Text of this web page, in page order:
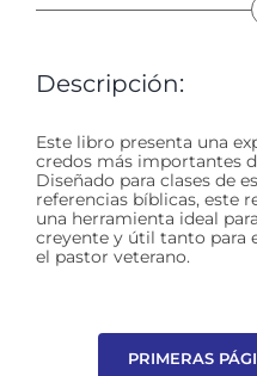
Descripción:
Este libro presenta una
credos más importantes
Diseñado para clases de
referencias bíblicas, este
una herramienta ideal
creyente y útil tanto para
el pastor veterano.
PRIMERAS